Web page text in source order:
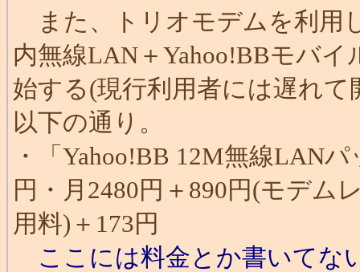
また、トリオモデムを利用
内無線LAN＋Yahoo!BBモバ
始する(現行利用者には遅れ
以下の通り。
・「Yahoo!BB 12M無線LAN
円・月2480円＋890円(モデム
用料)＋173円
ここには料金とか書いてな